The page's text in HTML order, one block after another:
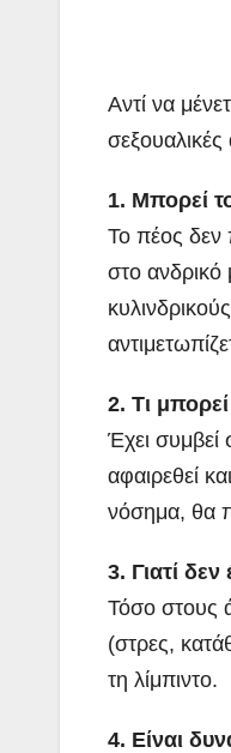
Αντί να
σεξουαλικές
1. Μπορεί
Το πέος δεν
στο ανδρικό
2. Τι
Έχει συμβεί
αφαιρεθεί
νόσημα, θα
3. Γιατί
Τόσο στους
(στρες,
τη λίμπιντο.
4. Είναι